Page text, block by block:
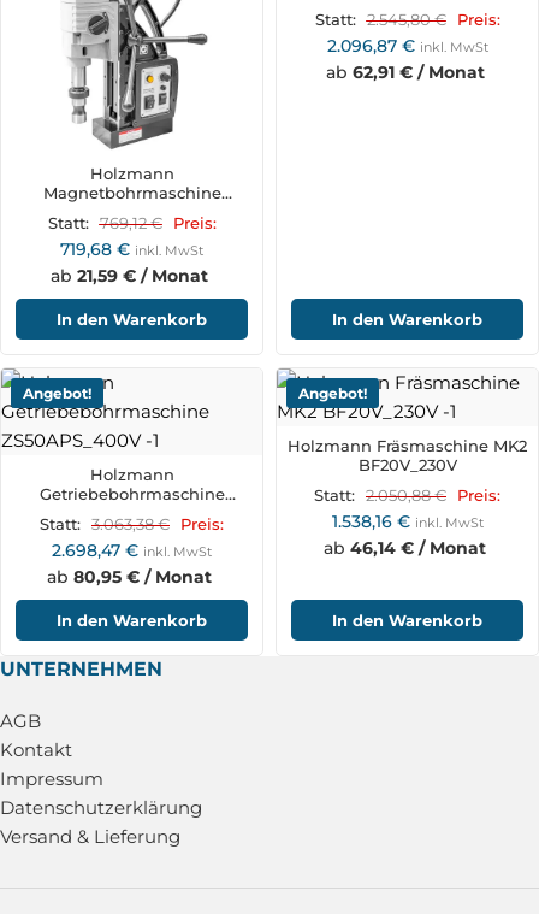
Holzmann
Magnetbohrmaschine
Statt: 769,12€ Preis:
719,68 € inkl. MwSt
ab 21,59 € / Monat
In den Warenkorb
Statt: 2.545,80€ Preis:
2.096,87 € inkl. MwSt
ab 62,91 € / Monat
In den Warenkorb
Angebot!
Holzmann
Getriebebohrmaschine
Statt: 3.063,38€ Preis:
2.698,47 € inkl. MwSt
ab 80,95 € / Monat
In den Warenkorb
Angebot!
Holzmann Fräsmaschine MK2
BF20V_230V
Statt: 2.050,88€ Preis:
1.538,16 € inkl. MwSt
ab 46,14 € / Monat
In den Warenkorb
UNTERNEHMEN
AGB
Kontakt
Impressum
Datenschutzerklärung
Versand & Lieferung